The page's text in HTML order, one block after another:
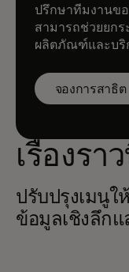
ปรึกษาทีมงานขอ
สามารถช่วยยก
ผลิตภัณฑ์และบริ
จองการสาธิต
เรื่องรา
ปรับปรุงเมนูใ
ข้อมูลเชิงลึก